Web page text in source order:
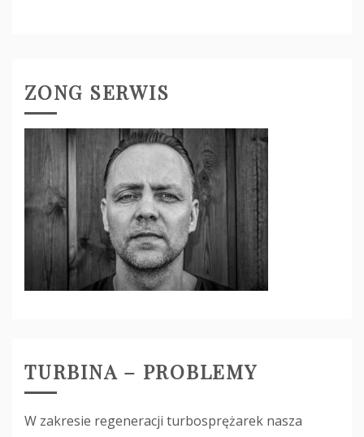
ZONG SERWIS
TURBINA – PROBLEMY
W zakresie regeneracji turbosprężarek nasza